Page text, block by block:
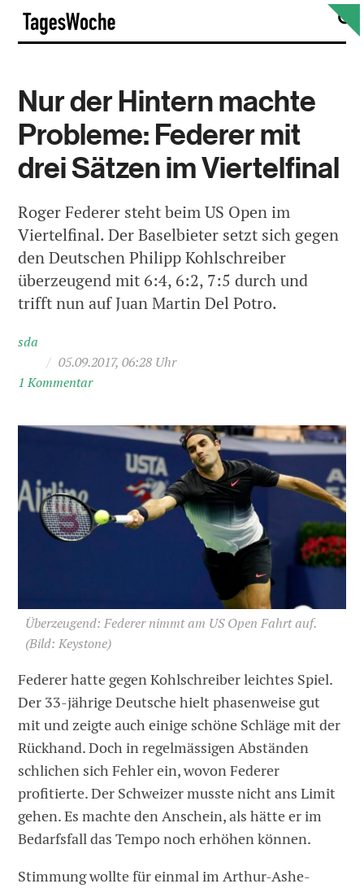
Skip
content
Nur der Hintern machte
Probleme: Federer mit
drei Sätzen im Viertelfinal
Roger Federer steht beim US Open im
Viertelfinal. Der Baselbieter setzt sich gegen
den Deutschen Philipp Kohlschreiber
überzeugend mit 6:4, 6:2, 7:5 durch und
trifft nun auf Juan Martin Del Potro.
sda
/ 05.09.2017, 06:28 Uhr
1 Kommentar
Überzeugend: Federer nimmt am US Open Fahrt auf.
(Bild: Keystone)
Federer hatte gegen Kohlschreiber leichtes Spiel.
Der 33-jährige Deutsche hielt phasenweise gut
mit und zeigte auch einige schöne Schläge mit der
Rückhand. Doch in regelmässigen Abständen
schlichen sich Fehler ein, wovon Federer
profitierte. Der Schweizer musste nicht ans Limit
gehen. Es machte den Anschein, als hätte er im
Bedarfsfall das Tempo noch erhöhen können.
Stimmung wollte für einmal im Arthur-Ashe-